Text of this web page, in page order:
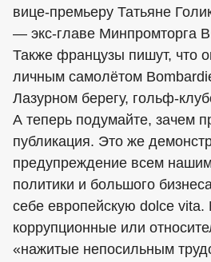
вице-премьеру Татьяне
— экс-главе Минпромторга
Также французы пишут, что
личным самолётом
Лазурном берегу, гольф-
А теперь подумайте, зачем
публикация. Это же
предупреждение всем
политики и большого
себе европейскую dolce
коррупционные или
«нажитые непосильным